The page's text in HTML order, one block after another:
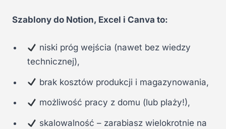
Szablony do Notion, Excel i Canva to:
niski próg wejścia (nawet bez wiedzy
technicznej),
brak kosztów produkcji i magazynowania,
możliwość pracy z domu (lub plaży!),
skalowalność – zarabiasz wielokrotnie na